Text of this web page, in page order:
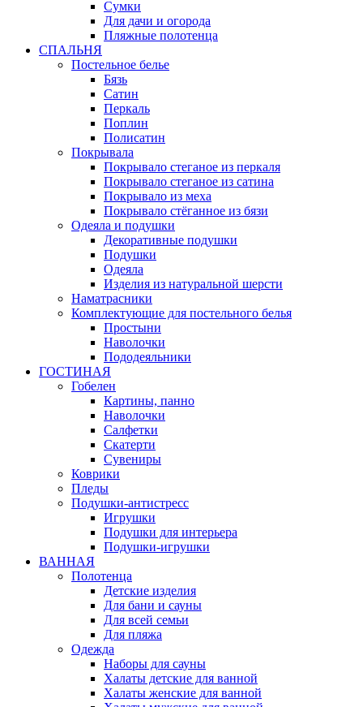
Сумки
Для дачи и огорода
Пляжные полотенца
СПАЛЬНЯ
Постельное белье
Бязь
Сатин
Перкаль
Поплин
Полисатин
Покрывала
Покрывало стеганое из перкаля
Покрывало стеганое из сатина
Покрывало из меха
Покрывало стёганное из бязи
Одеяла и подушки
Декоративные подушки
Подушки
Одеяла
Изделия из натуральной шерсти
Наматраcники
Комплектующие для постельного белья
Простыни
Наволочки
Пододеяльники
ГОСТИНАЯ
Гобелен
Картины, панно
Наволочки
Салфетки
Скатерти
Сувениры
Коврики
Пледы
Подушки-антистресс
Игрушки
Подушки для интерьера
Подушки-игрушки
ВАННАЯ
Полотенца
Детские изделия
Для бани и сауны
Для всей семьи
Для пляжа
Одежда
Наборы для сауны
Халаты детские для ванной
Халаты женские для ванной